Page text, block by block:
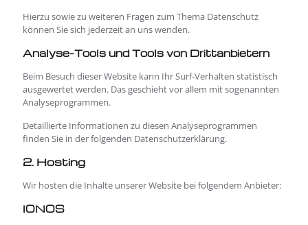
Hierzu sowie zu weiteren Fragen zum Thema Datenschutz
können Sie sich jederzeit an uns wenden.
Analyse-Tools und Tools von Dritt­anbietern
Beim Besuch dieser Website kann Ihr Surf-Verhalten statistisch
ausgewertet werden. Das geschieht vor allem mit sogenannten
Analyseprogrammen.
Detaillierte Informationen zu diesen Analyseprogrammen
finden Sie in der folgenden Datenschutzerklärung.
2. Hosting
Wir hosten die Inhalte unserer Website bei folgendem Anbieter:
IONOS